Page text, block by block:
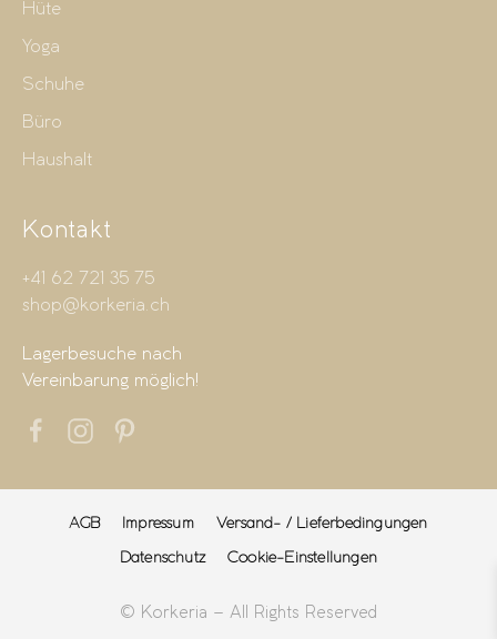
Hüte
Yoga
Schuhe
Büro
Haushalt
Kontakt
+41 62 721 35 75
shop@korkeria.ch
Lagerbesuche nach
Vereinbarung möglich!
AGB Impressum
Versand- / Lieferbedingungen
Datenschutz
Cookie-Einstellungen
© Korkeria – All Rights Reserved